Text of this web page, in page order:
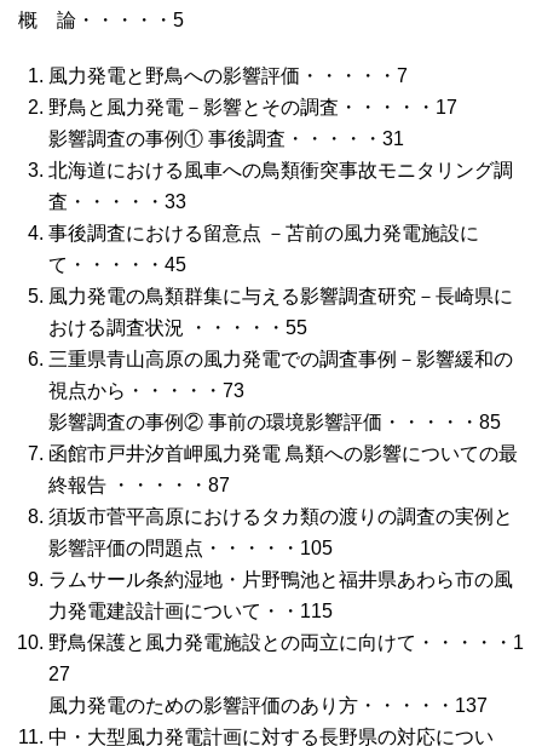
概 論・・・・・5
風力発電と野鳥への影響評価・・・・・7
野鳥と風力発電－影響とその調査・・・・・17
影響調査の事例① 事後調査・・・・・31
北海道における風車への鳥類衝突事故モニタリング調
査・・・・・33
事後調査における留意点 －苫前の風力発電施設に
て・・・・・45
風力発電の鳥類群集に与える影響調査研究－長崎県に
おける調査状況 ・・・・・55
三重県青山高原の風力発電での調査事例－影響緩和の
視点から・・・・・73
影響調査の事例② 事前の環境影響評価・・・・・85
函館市戸井汐首岬風力発電 鳥類への影響についての最
終報告 ・・・・・87
須坂市菅平高原におけるタカ類の渡りの調査の実例と
影響評価の問題点・・・・・105
ラムサール条約湿地・片野鴨池と福井県あわら市の風
力発電建設計画について・・115
野鳥保護と風力発電施設との両立に向けて・・・・・1
27
風力発電のための影響評価のあり方・・・・・137
中・大型風力発電計画に対する長野県の対応につい